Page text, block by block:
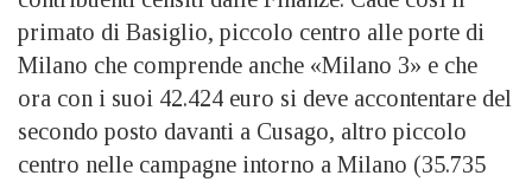
primato di Basiglio, piccolo centro alle porte di
Milano che comprende anche «Milano 3» e che
ora con i suoi 42.424 euro si deve accontentare del
secondo posto davanti a Cusago, altro piccolo
centro nelle campagne intorno a Milano (35.735